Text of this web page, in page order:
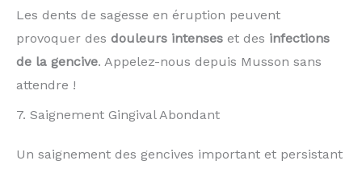
Les dents de sagesse en éruption peuvent
provoquer des douleurs intenses et des infections
de la gencive. Appelez-nous depuis Musson sans
attendre !
7. Saignement Gingival Abondant
Un saignement des gencives important et persistant